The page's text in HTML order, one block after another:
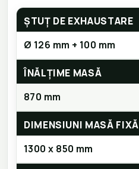
ȘTUȚ DE EXHAUSTARE
Ø 126 mm + 100 mm
ÎNĂLȚIME MASĂ
870 mm
DIMENSIUNI MASĂ FIXĂ
1300 x 850 mm